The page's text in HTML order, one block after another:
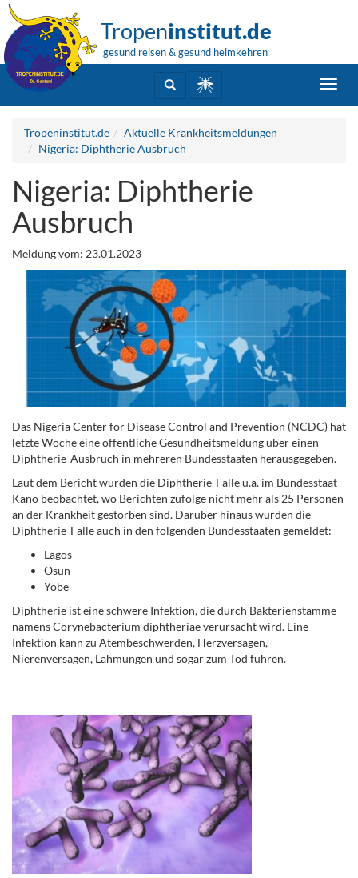
Tropeninstitut.de
gesund reisen & gesund heimkehren
Tropeninstitut.de
Aktuelle Krankheitsmeldungen
Nigeria: Diphtherie Ausbruch
Nigeria: Diphtherie
Ausbruch
Meldung vom: 23.01.2023
Das Nigeria Center for Disease Control and Prevention (NCDC) hat
letzte Woche eine öffentliche Gesundheitsmeldung über einen
Diphtherie-Ausbruch in mehreren Bundesstaaten herausgegeben.
Laut dem Bericht wurden die Diphtherie-Fälle u.a. im Bundesstaat
Kano beobachtet, wo Berichten zufolge nicht mehr als 25 Personen
an der Krankheit gestorben sind. Darüber hinaus wurden die
Diphtherie-Fälle auch in den folgenden Bundesstaaten gemeldet:
Lagos
Osun
Yobe
Diphtherie ist eine schwere Infektion, die durch Bakterienstämme
namens Corynebacterium diphtheriae verursacht wird. Eine
Infektion kann zu Atembeschwerden, Herzversagen,
Nierenversagen, Lähmungen und sogar zum Tod führen.